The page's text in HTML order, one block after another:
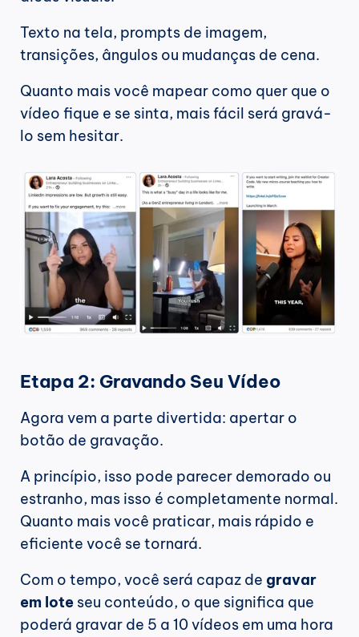
Texto na tela, prompts de imagem,
transições, ângulos ou mudanças de cena.
Quanto mais você mapear como quer que o
vídeo fique e se sinta, mais fácil será gravá-
lo sem hesitar.
Etapa 2: Gravando Seu Vídeo
Agora vem a parte divertida: apertar o
botão de gravação.
A princípio, isso pode parecer demorado ou
estranho, mas isso é completamente normal.
Quanto mais você praticar, mais rápido e
eficiente você se tornará.
Com o tempo, você será capaz de gravar
em lote seu conteúdo, o que significa que
poderá gravar de 5 a 10 vídeos em uma hora